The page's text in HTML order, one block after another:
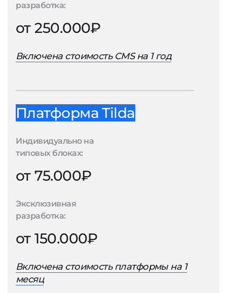
разработка:
от 250.000₽
Включена стоимость CMS на 1 год
Платформа Tilda
Индивидуально на
типовых блоках:
от 75.000₽
Эксклюзивная
разработка:
от 150.000₽
Включена стоимость платформы на 1
месяц